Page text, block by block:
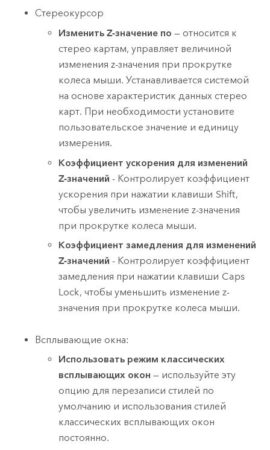
Стереокурсор
Изменить Z-значение по — относится к
стерео картам, управляет величиной
изменения z-значения при прокрутке
колеса мыши. Устанавливается системой
на основе характеристик данных стерео
карт. При необходимости установите
пользовательское значение и единицу
измерения.
Коэффициент ускорения для изменений
Z-значений - Контролирует коэффициент
ускорения при нажатии клавиши Shift,
чтобы увеличить изменение z-значения
при прокрутке колеса мыши.
Коэффициент замедления для изменений
Z-значений - Контролирует коэффициент
замедления при нажатии клавиши Caps
Lock, чтобы уменьшить изменение z-
значения при прокрутке колеса мыши.
Всплывающие окна:
Использовать режим классических
всплывающих окон — используйте эту
опцию для перезаписи стилей по
умолчанию и использования стилей
классических всплывающих окон
постоянно.